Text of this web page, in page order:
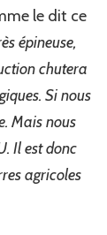
le dit ce
épineuse,
chutera
Si nous
Mais nous
Il est donc
agricoles